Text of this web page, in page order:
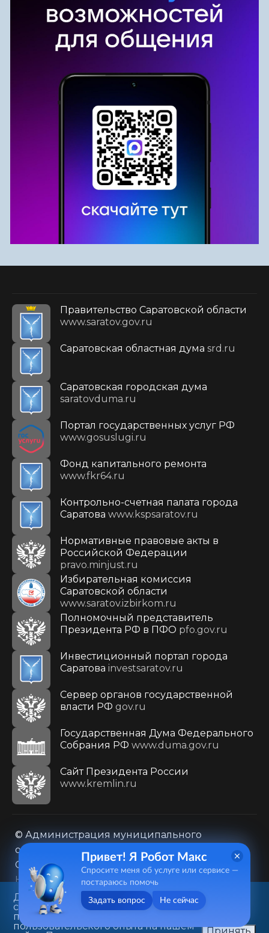
Правительство Саратовской области
www.saratov.gov.ru
Саратовская областная дума srd.ru
Саратовская городская дума
saratovduma.ru
Портал государственных услуг РФ
www.gosuslugi.ru
Фонд капитального ремонта
www.fkr64.ru
Контрольно-счетная палата города
Саратова www.kspsaratov.ru
Нормативные правовые акты в
Российской Федерации
pravo.minjust.ru
Избирательная комиссия
Саратовской области
www.saratov.izbirkom.ru
Полномочный представитель
Президента РФ в ПФО pfo.gov.ru
Инвестиционный портал города
Саратова investsaratov.ru
Сервер органов государственной
власти РФ gov.ru
Государственная Дума Федерального
Собрания РФ www.duma.gov.ru
Cайт Президента России
www.kremlin.ru
© Администрация муниципального
образования городского округа «Город
Саратов»
Контакты
Карта сайта
Политика в отношении обработки
персональных данных
410031, г. Саратов, ул. Первомайская, д. 78
Данный веб-сайт использует
cookie-файлы в целях
предоставления вам лучшего
пользовательского опыта на нашем
Привет! Я Робот Макс
Спросите меня об услуге или сервисе —
постараюсь помочь
Задать вопрос Не сейчас